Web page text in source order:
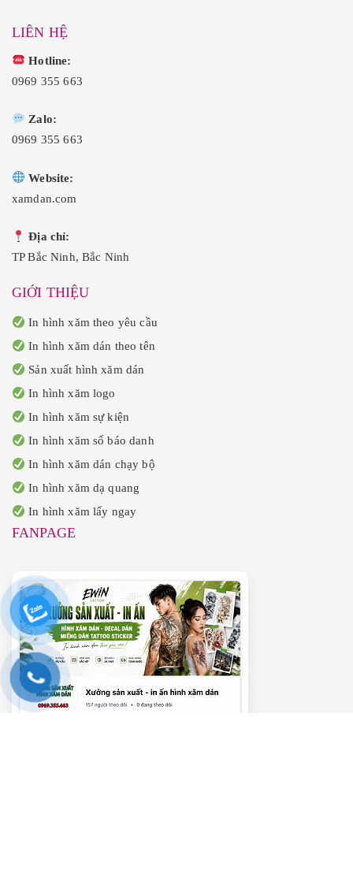
LIÊN HỆ
Hotline:
0969 355 663
Zalo:
0969 355 663
Website:
xamdan.com
Địa chỉ:
TP Bắc Ninh, Bắc Ninh
GIỚI THIỆU
In hình xăm theo yêu cầu
In hình xăm dán theo tên
Sản xuất hình xăm dán
In hình xăm logo
In hình xăm sự kiện
In hình xăm số báo danh
In hình xăm dán chạy bộ
In hình xăm dạ quang
In hình xăm lấy ngay
FANPAGE